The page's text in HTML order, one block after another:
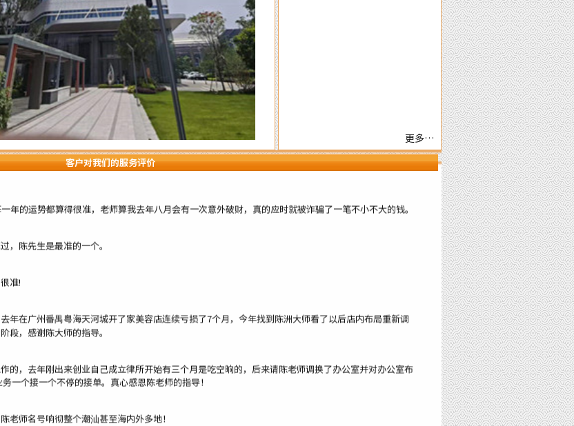
更多…
客户对我们的服务评价
的，去年刚出来创业自己成立律所开始有三个月是吃空晌的，后来请陈老师调换了办公室并对办公室布
一个接一个不停的接单。真心感恩陈老师的指导！
老师名号响彻整个潮汕甚至海内外多地！
风水，这个月的运势就开始转变得顺利了，生意也兴旺起来了。给一百个赞
科学实用，我只信任陈洲先生！
年的运势都算得很准，老师算我去年八月会有一次意外破财，真的应时就被诈骗了一笔不小不大的钱。
，陈先生是最准的一个。
准!
年在广州番禺粤海天河城开了家美容店连续亏损了7个月，今年找到陈洲大师看了以后店内布局重新调
段，感谢陈大师的指导。
的，去年刚出来创业自己成立律所开始有三个月是吃空晌的，后来请陈老师调换了办公室并对办公室布
老师名号响彻整个潮汕甚至海内外多地！
水，这个月的运势就开始转变得顺利了，生意也兴旺起来了。给一百个赞